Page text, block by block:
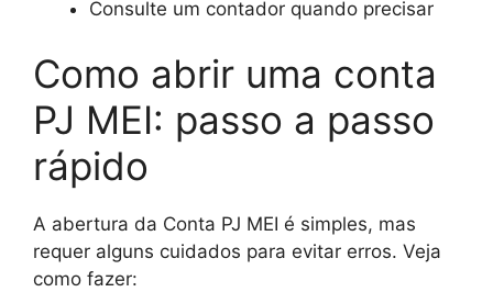
Consulte um contador quando precisar
Como abrir uma conta
PJ MEI: passo a passo
rápido
A abertura da Conta PJ MEI é simples, mas
requer alguns cuidados para evitar erros. Veja
como fazer: